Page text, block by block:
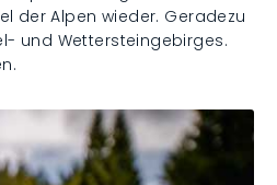
der Alpen wieder. Geradezu
und Wettersteingebirges.